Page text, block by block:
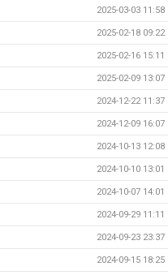
2025-03-03 11:58
2025-02-18 09:22
2025-02-16 15:11
2025-02-09 13:07
2024-12-22 11:37
2024-12-09 16:07
2024-10-13 12:08
2024-10-10 13:01
2024-10-07 14:01
2024-09-29 11:11
2024-09-23 23:37
2024-09-15 18:25